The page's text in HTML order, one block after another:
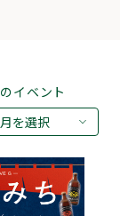
イベント
を選択
年07月
年05月